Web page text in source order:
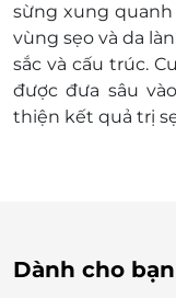
sừng xung
vùng sẹo và da
sắc và cấu trúc.
được đưa sâu
thiện kết quả trị
Dành cho bạn